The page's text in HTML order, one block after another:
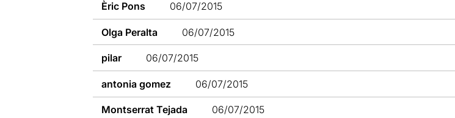
Èric Pons 06/07/2015
Olga Peralta 06/07/2015
pilar 06/07/2015
antonia gomez 06/07/2015
Montserrat Tejada 06/07/2015